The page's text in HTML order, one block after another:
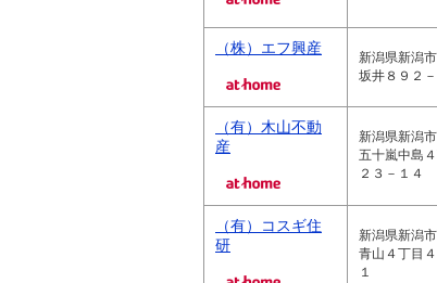
（株）エフ興産
新潟県新潟
坂井８９２－
（有）木山不動
産
新潟県新潟
五十嵐中島
２３－１４
（有）コスギ住
研
新潟県新潟
青山４丁目
１